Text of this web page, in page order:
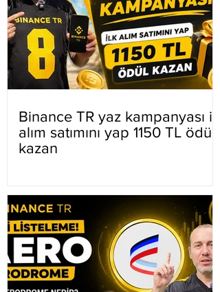
Binance TR yaz kampanyası ilk
alım satımını yap 1150 TL ödül
kazan